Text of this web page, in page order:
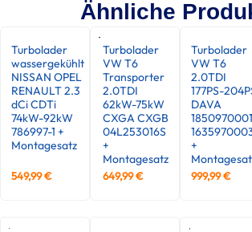
Ähnliche
Turbolader
wassergekühlt
NISSAN OPEL
RENAULT 2.3
dCi CDTi
74kW-92kW
786997-1 +
Montagesatz
549,99€
Turbolader
VW T6
Transporter
2.0TDI
62kW-75kW
CXGA CXGB
04L253016S
+
Montagesatz
649,99€
Turbolader
VW T6
2.0TDI
177PS-
DAVA
+
999,99€